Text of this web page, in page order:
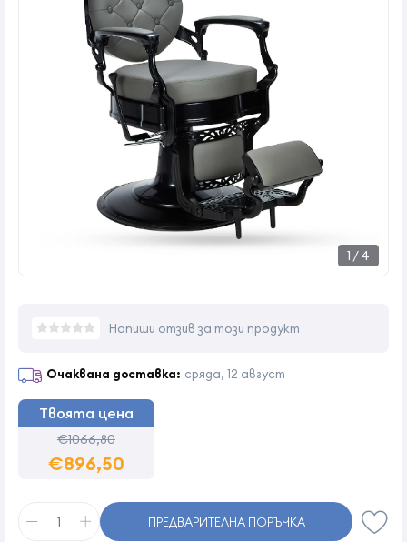
1 /4
Напиши отзив за този продукт
Очаквана доставка: сряда, 12 август
Твоята цена
€1066,80
€896,50
ПРЕДВАРИТЕЛНА ПОРЪЧКА